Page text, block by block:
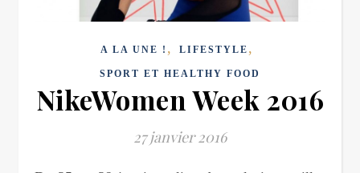
A LA UNE ! , LIFESTYLE ,
SPORT ET HEALTHY FOOD
NikeWomen Week 2016
27 janvier 2016